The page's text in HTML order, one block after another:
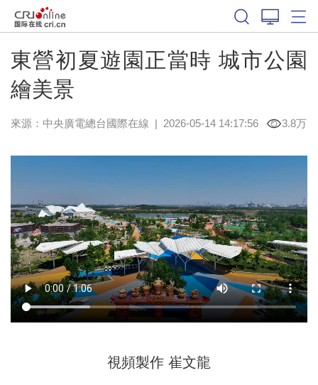
東營初夏遊園正當時 城市公園
繪美景
來源：中央廣電總台國際在線 | 2026-05-14 14:17:56 3.8万
視頻製作 崔文龍